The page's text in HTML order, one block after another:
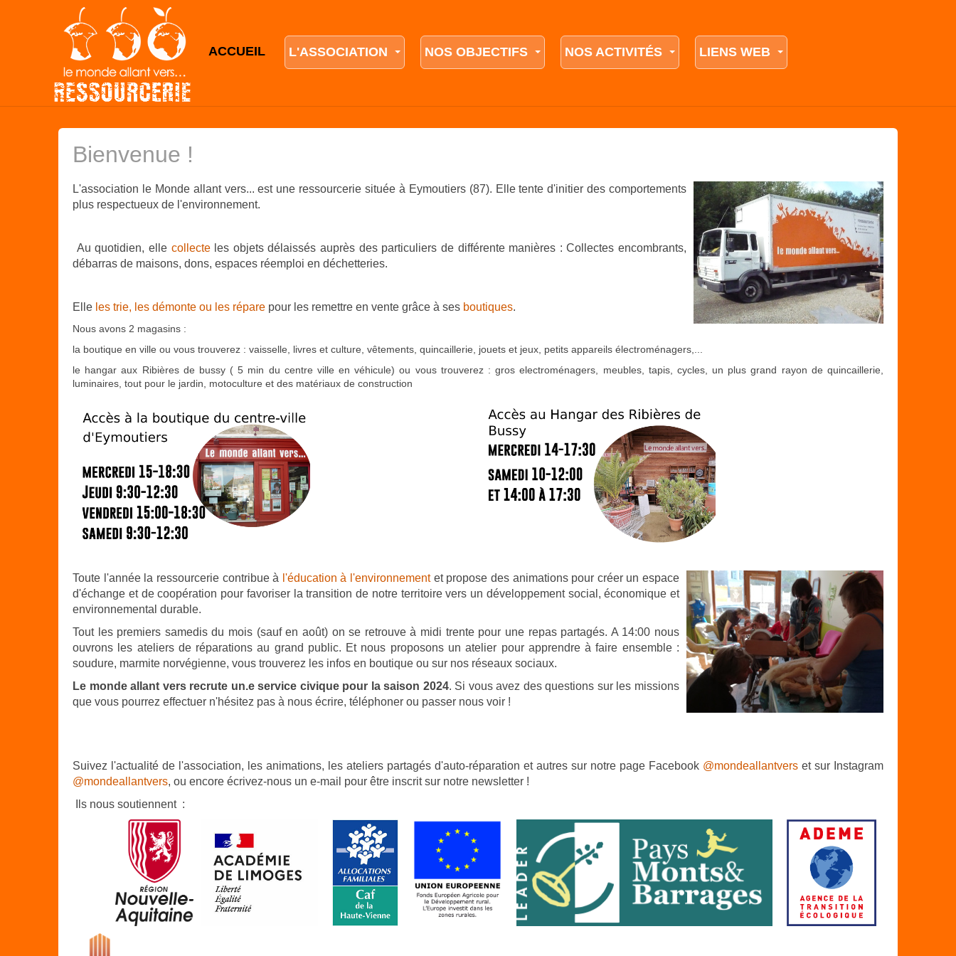
ACCUEIL L'ASSOCIATION NOS OBJECTIFS NOS ACTIVITÉS LIENS WEB
Bienvenue !
L'association le Monde allant vers... est une ressourcerie située à Eymoutiers (87). Elle tente d'initier des comportements
plus respectueux de l'environnement.
Au quotidien, elle collecteles objets délaissés auprès des particuliers de différente manières : Collectes encombrants,
débarras de maisons, dons, espaces réemploi en déchetteries.
Elle les trie, les démonte ou les répare pour les remettre en vente grâce à ses boutiques.
Nous avons 2 magasins :
la boutique en ville ou vous trouverez : vaisselle, livres et culture, vêtements, quincaillerie, jouets et jeux, petits appareils électroménagers,...
le hangar aux Ribières de bussy ( 5 min du centre ville en véhicule) ou vous trouverez : gros electroménagers, meubles, tapis, cycles, un plus grand rayon de quincaillerie,
luminaires, tout pour le jardin, motoculture et des matériaux de construction
Toute l'année la ressourcerie contribue à l'éducation à l'environnementet propose des animations pour créer un espace
d'échange et de coopération pour favoriser la transition de notre territoire vers un développement social, économique et
environnemental durable.
Tout les premiers samedis du mois (sauf en août) on se retrouve à midi trente pour une repas partagés. A 14:00 nous
ouvrons les ateliers de réparations au grand public. Et nous proposons un atelier pour apprendre à faire ensemble :
soudure, marmite norvégienne, vous trouverez les infos en boutique ou sur nos réseaux sociaux.
Le monde allant vers recrute un.e service civique pour la saison 2024. Si vous avez des questions sur les missions
que vous pourrez effectuer n'hésitez pas à nous écrire, téléphoner ou passer nous voir !
Suivez l'actualité de l'association, les animations, les ateliers partagés d'auto-réparation et autres sur notre page Facebook @mondeallantvers et sur Instagram
@mondeallantvers, ou encore écrivez-nous un e-mail pour être inscrit sur notre newsletter !
Ils nous soutiennent :